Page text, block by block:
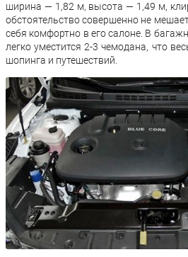
ширина — 1,82 м, высота — 1,49 м,
обстоятельство совершенно не
себя комфортно в его салоне. В
легко уместится 2-3 чемодана, что
шопинга и путешествий.